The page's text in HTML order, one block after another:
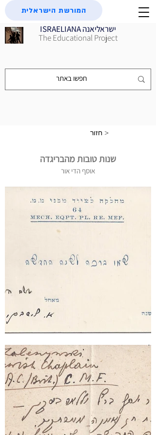
ISRAELIANA ישראליאנה
The Educational Project
המורשת הישראלית
חזור >
שנות טובות מהבריגדה
אוסף הדי אור